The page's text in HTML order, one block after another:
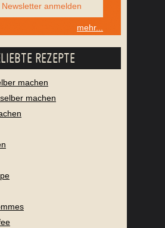
anmelden
mehr...
REZEPTE
machen
machen